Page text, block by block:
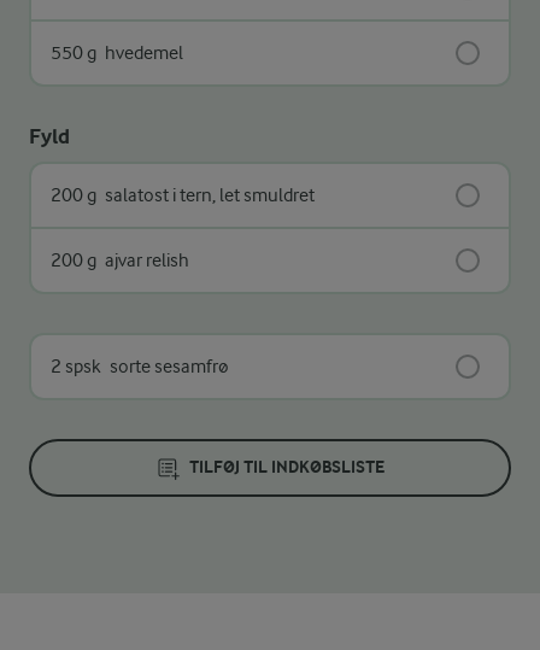
550 g hvedemel
Fyld
200 g salatost i tern, let smuldret
200 g ajvar relish
2 spsk sorte sesamfrø
TILFØJ TIL INDKØBSLISTE